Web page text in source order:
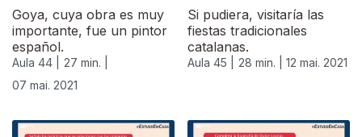
Goya, cuya obra es muy
importante, fue un pintor
español.
Aula 44 |
27 min. |
07 mai. 2021
Si pudiera, visitaría las
fiestas tradicionales
catalanas.
Aula 45 | 28 min. | 12 mai. 2021
544911